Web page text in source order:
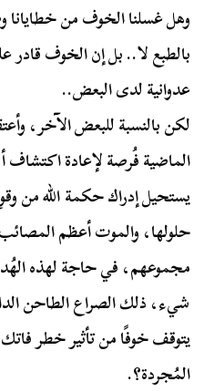
وهل غسلنا الخوف من خطايانا
بالطبع لا.. بل إن الخوف قادر
عدوانية لدى البعض..
لكن بالنسبة للبعض الآخر،
الماضية فُرصة لإعادة اكتشاف
يستحيل إدراك حكمة الله
حلولها، والموت أعظم
مجموعهم، في حاجة لهذه
شيء، ذلك الصراع الطاحن
يتوقف خوفًا من تأثير خطر
المُجردة؟.